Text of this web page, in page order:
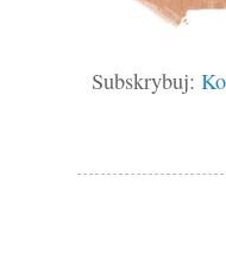
Subskrybuj: